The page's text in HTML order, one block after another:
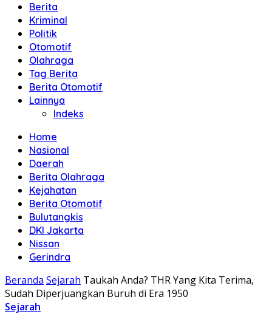
Berita
Kriminal
Politik
Otomotif
Olahraga
Tag Berita
Berita Otomotif
Lainnya
Indeks
Home
Nasional
Daerah
Berita Olahraga
Kejahatan
Berita Otomotif
Bulutangkis
DKI Jakarta
Nissan
Gerindra
Beranda Sejarah Taukah Anda? THR Yang Kita Terima,
Sudah Diperjuangkan Buruh di Era 1950
Sejarah